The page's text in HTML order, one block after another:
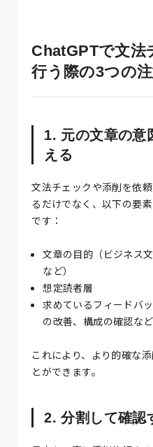
ChatGPTで文法
行う際の3つの
1. 元の文章の意
える
文法チェックや添削を依
るだけでなく、以下の要
です：
文章の目的（ビジネス
など）
想定読者層
求めているフィードバ
の改善、構成の確認など
これにより、より的確な
とができます。
2. 分割して確認